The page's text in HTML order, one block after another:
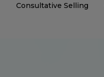
Consultative Selling